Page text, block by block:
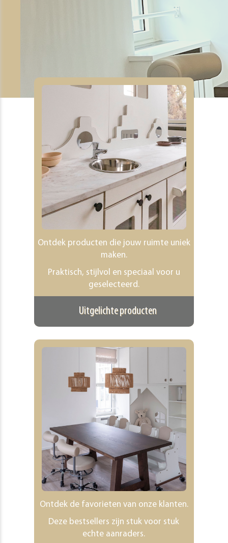
Ontdek producten die jouw ruimte uniek
maken.
Praktisch, stijlvol en speciaal voor u
geselecteerd.
Uitgelichte producten
Ontdek de favorieten van onze klanten.
Deze bestsellers zijn stuk voor stuk
echte aanraders.